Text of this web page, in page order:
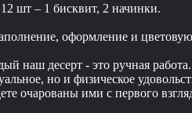
шт – 1 бисквит, 2 начинки.
оформление и
десерт - это ручная
но и физическое
очарованы ими с первого